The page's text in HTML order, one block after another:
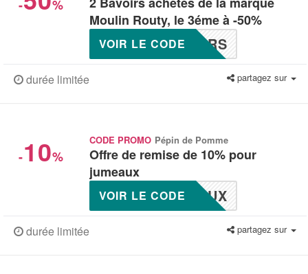
- %
Moulin Routy, le 3éme à -50%
IRS
VOIR LE CODE
durée limitée partagez sur
-10%
CODE PROMO Pépin de Pomme
Offre de remise de 10% pour
jumeaux
AUX
VOIR LE CODE
durée limitée partagez sur